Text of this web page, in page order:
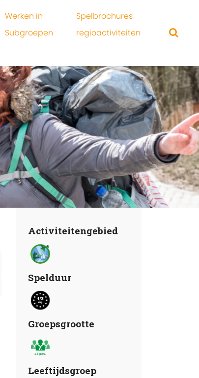
Werken in
Subgroepen
Spelbrochures
regioactiviteiten
Activiteitengebied
Spelduur
Groepsgrootte
Leeftijdsgroep